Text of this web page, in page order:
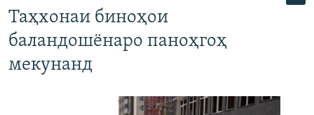
Таҳхонаи биноҳои
баландошёнаро паноҳгоҳ
мекунанд